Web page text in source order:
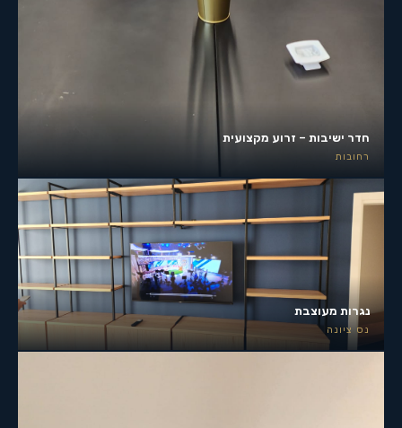
חדר ישיבות – זרוע מקצועית
רחובות
נגרות מעוצבת
נס ציונה